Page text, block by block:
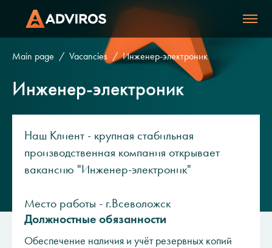
Main page Vacancies Инженер-электроник
Инженер-электроник
Наш Клиент - крупная стабильная
производственная компания открывает
вакансию "Инженер-электроник"
Место работы - г.Всеволожск
Должностные обязанности
Обеспечение наличия и учёт резервных копий